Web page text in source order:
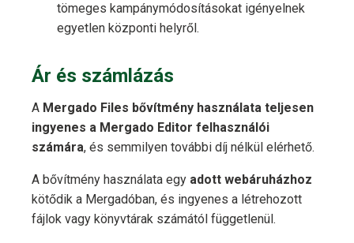
tömeges kampánymódosításokat igényelnek
egyetlen központi helyről.
Ár és számlázás
A Mergado Files bővítmény használata teljesen
ingyenes a Mergado Editor felhasználói
számára, és semmilyen további díj nélkül elérhető.
A bővítmény használata egy adott webáruházhoz
kötődik a Mergadóban, és ingyenes a létrehozott
fájlok vagy könyvtárak számától függetlenül.